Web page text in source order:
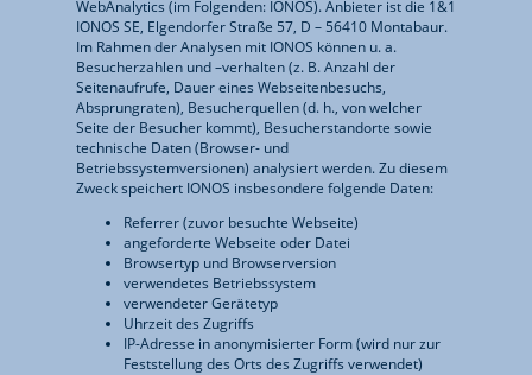
WebAnalytics (im Folgenden: IONOS). Anbieter ist die 1&1
IONOS SE, Elgendorfer Straße 57, D – 56410 Montabaur.
Im Rahmen der Analysen mit IONOS können u. a.
Besucherzahlen und –verhalten (z. B. Anzahl der
Seitenaufrufe, Dauer eines Webseitenbesuchs,
Absprungraten), Besucherquellen (d. h., von welcher
Seite der Besucher kommt), Besucherstandorte sowie
technische Daten (Browser- und
Betriebssystemversionen) analysiert werden. Zu diesem
Zweck speichert IONOS insbesondere folgende Daten:
Referrer (zuvor besuchte Webseite)
angeforderte Webseite oder Datei
Browsertyp und Browserversion
verwendetes Betriebssystem
verwendeter Gerätetyp
Uhrzeit des Zugriffs
IP-Adresse in anonymisierter Form (wird nur zur
Feststellung des Orts des Zugriffs verwendet)